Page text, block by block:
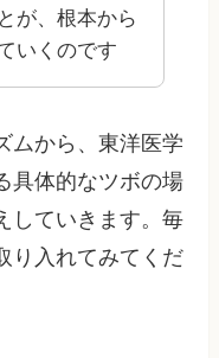
が、根本から
いくのです
ムから、東洋医学
具体的なツボの場
していきます。毎
り入れてみてくだ